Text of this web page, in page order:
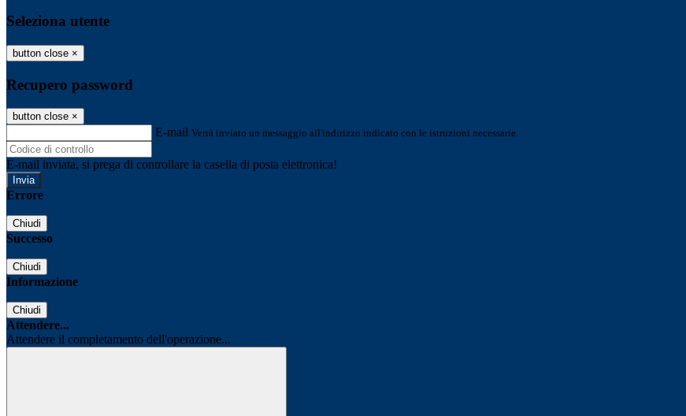
Seleziona utente
button close ×
Recupero password
button close ×
E-mail Verrà inviato un messaggio all'indirizzo indicato con le istruzioni necessarie.
E-mail inviata, si prega di controllare la casella di posta elettronica!
Errore
Chiudi
Successo
Chiudi
Informazione
Chiudi
Attendere...
Attendere il completamento dell'operazione...